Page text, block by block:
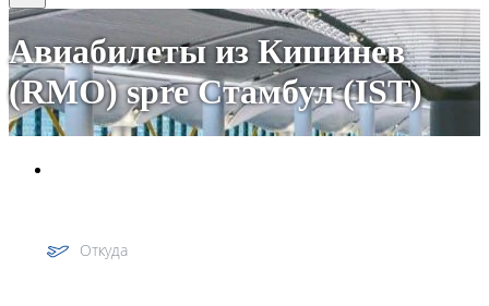
Авиабилеты из Кишинев
(RMO) spre Стамбул (IST)
Откуда